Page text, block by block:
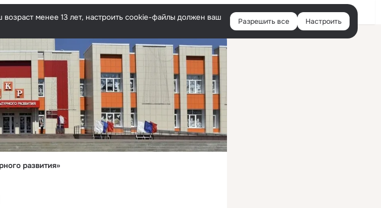
Войти
менее 13 лет, настроить cookie-файлы должен ваш
Разрешить все Настроить
развития»